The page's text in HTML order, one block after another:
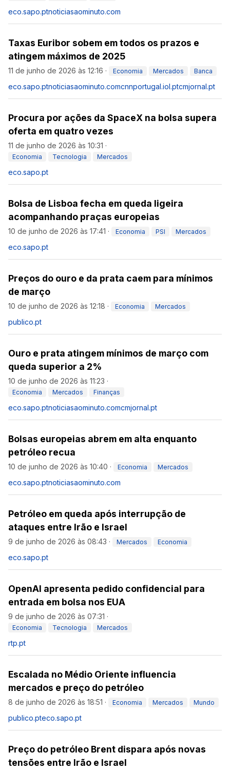
eco.sapo.ptnoticiasaominuto.com
Taxas Euribor sobem em todos os prazos e
atingem máximos de 2025
11 de junho de 2026 às 12:16 · Economia Mercados Banca
eco.sapo.ptnoticiasaominuto.comcnnportugal.iol.ptcmjornal.pt
Procura por ações da SpaceX na bolsa supera
oferta em quatro vezes
11 de junho de 2026 às 10:31 ·
Economia Tecnologia Mercados
eco.sapo.pt
Bolsa de Lisboa fecha em queda ligeira
acompanhando praças europeias
10 de junho de 2026 às 17:41 · Economia PSI Mercados
eco.sapo.pt
Preços do ouro e da prata caem para mínimos
de março
10 de junho de 2026 às 12:18 · Economia Mercados
publico.pt
Ouro e prata atingem mínimos de março com
queda superior a 2%
10 de junho de 2026 às 11:23 ·
Economia Mercados Finanças
eco.sapo.ptnoticiasaominuto.comcmjornal.pt
Bolsas europeias abrem em alta enquanto
petróleo recua
10 de junho de 2026 às 10:40 · Economia Mercados
eco.sapo.ptnoticiasaominuto.com
Petróleo em queda após interrupção de
ataques entre Irão e Israel
9 de junho de 2026 às 08:43 · Mercados Economia
eco.sapo.pt
OpenAI apresenta pedido confidencial para
entrada em bolsa nos EUA
9 de junho de 2026 às 07:31 ·
Economia Tecnologia Mercados
rtp.pt
Escalada no Médio Oriente influencia
mercados e preço do petróleo
8 de junho de 2026 às 18:51 · Economia Mercados Mundo
publico.pteco.sapo.pt
Preço do petróleo Brent dispara após novas
tensões entre Irão e Israel